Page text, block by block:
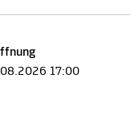
17:00